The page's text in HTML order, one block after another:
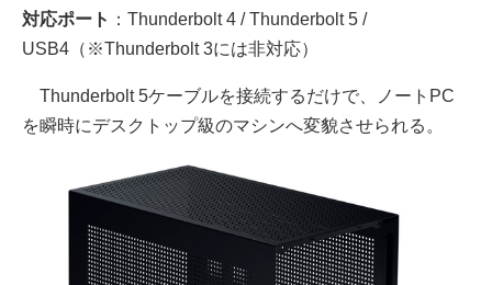
対応ポート ：Thunderbolt 4 / Thunderbolt 5 /
USB4（※Thunderbolt 3には非対応）
Thunderbolt 5ケーブルを接続するだけで、ノートPC
を瞬時にデスクトップ級のマシンへ変貌させられる。